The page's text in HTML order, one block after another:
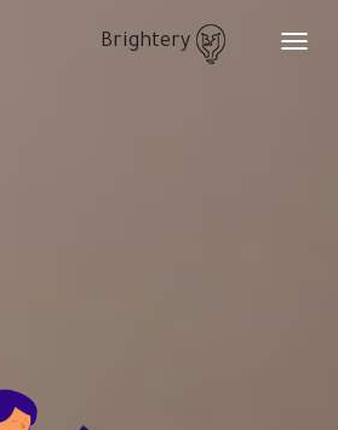
Toggle
Brightery